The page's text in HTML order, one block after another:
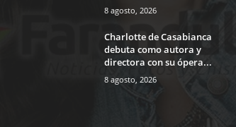
8 agosto, 2026
Charlotte de Casabianca
debuta como autora y
directora con su ópera...
8 agosto, 2026